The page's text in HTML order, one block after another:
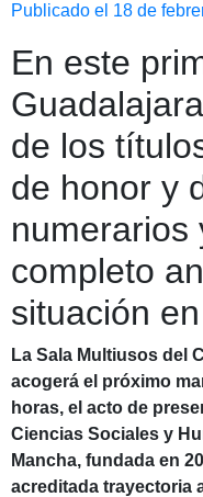
Publicado el 18 de
En este
de los
de honor y
numerarios
completo
situación
La Sala Multiusos del
acogerá el próximo
horas, el acto de
Ciencias Sociales y
Mancha, fundada en
acreditada trayectoria